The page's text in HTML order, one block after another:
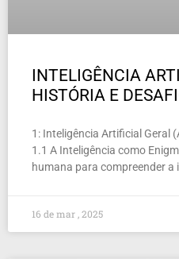
INTELIGÊNCIA
HISTÓRIA E
1: Inteligência Artificial Geral
1.1 A Inteligência como
humana para compreender
16 de mar , 2025